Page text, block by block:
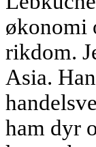
økonomi
rikdom.
Asia.
ham dyr